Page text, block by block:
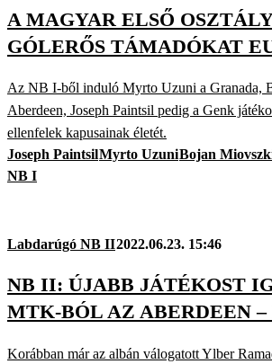
A MAGYAR ELSŐ
GÓLERŐS TÁMADÓKAT
Az NB I-ből induló Myrto Uzuni a Granada,
Aberdeen, Joseph Paintsil pedig a Genk
ellenfelek kapusainak életét.
Joseph PaintsilMyrto UzuniBojan
NB I
Labdarúgó NB II2022.06.23. 15:46
NB II: ÚJABB JÁTÉKOST
MTK-BÓL AZ ABERDEEN –
Korábban már az albán válogatott Ylber